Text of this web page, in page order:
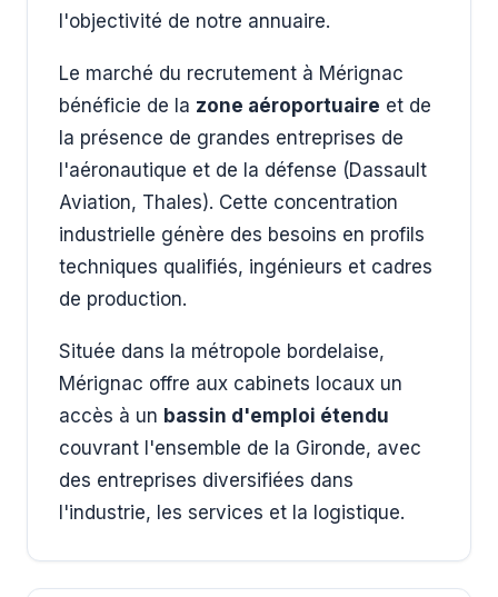
l'objectivité de notre annuaire.
Le marché du recrutement à Mérignac
bénéficie de la zone aéroportuaire et de
la présence de grandes entreprises de
l'aéronautique et de la défense (Dassault
Aviation, Thales). Cette concentration
industrielle génère des besoins en profils
techniques qualifiés, ingénieurs et cadres
de production.
Située dans la métropole bordelaise,
Mérignac offre aux cabinets locaux un
accès à un bassin d'emploi étendu
couvrant l'ensemble de la Gironde, avec
des entreprises diversifiées dans
l'industrie, les services et la logistique.